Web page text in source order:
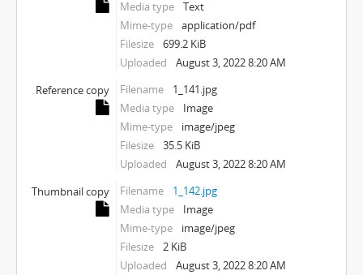
Media type
Text
Mime-type
application/pdf
Filesize
699.2 KiB
Uploaded
August 3, 2022 8:20 AM
Reference copy
Filename
1_141.jpg
Media type
Image
Mime-type
image/jpeg
Filesize
35.5 KiB
Uploaded
August 3, 2022 8:20 AM
Thumbnail copy
Filename
1_142.jpg
Media type
Image
Mime-type
image/jpeg
Filesize
2 KiB
Uploaded
August 3, 2022 8:20 AM